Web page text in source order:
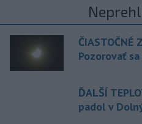
ČIASTOČNÉ
Pozorovať
ĎALŠÍ
padol v